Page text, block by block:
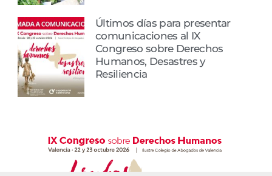
Últimos días para presentar
comunicaciones al IX
Congreso sobre Derechos
Humanos, Desastres y
Resiliencia